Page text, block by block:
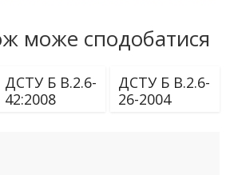
може сподобатися
ДСТУ Б В.2.6-
42:2008
ДСТУ Б В.2.6-
26-2004